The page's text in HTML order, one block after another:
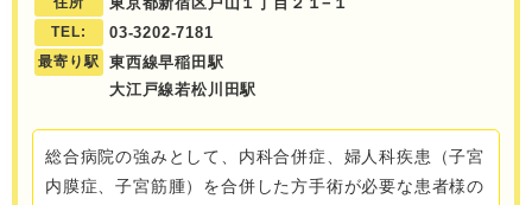
TEL: 03-3202-7181
最寄り駅
東西線早稲田駅
大江戸線若松川田駅
総合病院の強みとして、内科合併症、婦人科疾患（子宮
内膜症、子宮筋腫）を合併した方手術が必要な患者様の